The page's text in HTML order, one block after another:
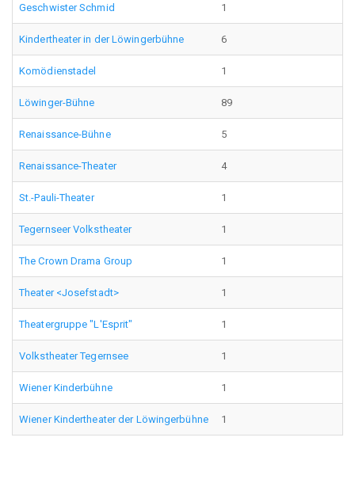
Geschwister Schmid 1
Kindertheater in der Löwingerbühne 6
Komödienstadel 1
Löwinger-Bühne 89
Renaissance-Bühne 5
Renaissance-Theater 4
St.-Pauli-Theater 1
Tegernseer Volkstheater 1
The Crown Drama Group 1
Theater <Josefstadt> 1
Theatergruppe "L'Esprit" 1
Volkstheater Tegernsee 1
Wiener Kinderbühne 1
Wiener Kindertheater der Löwingerbühne 1